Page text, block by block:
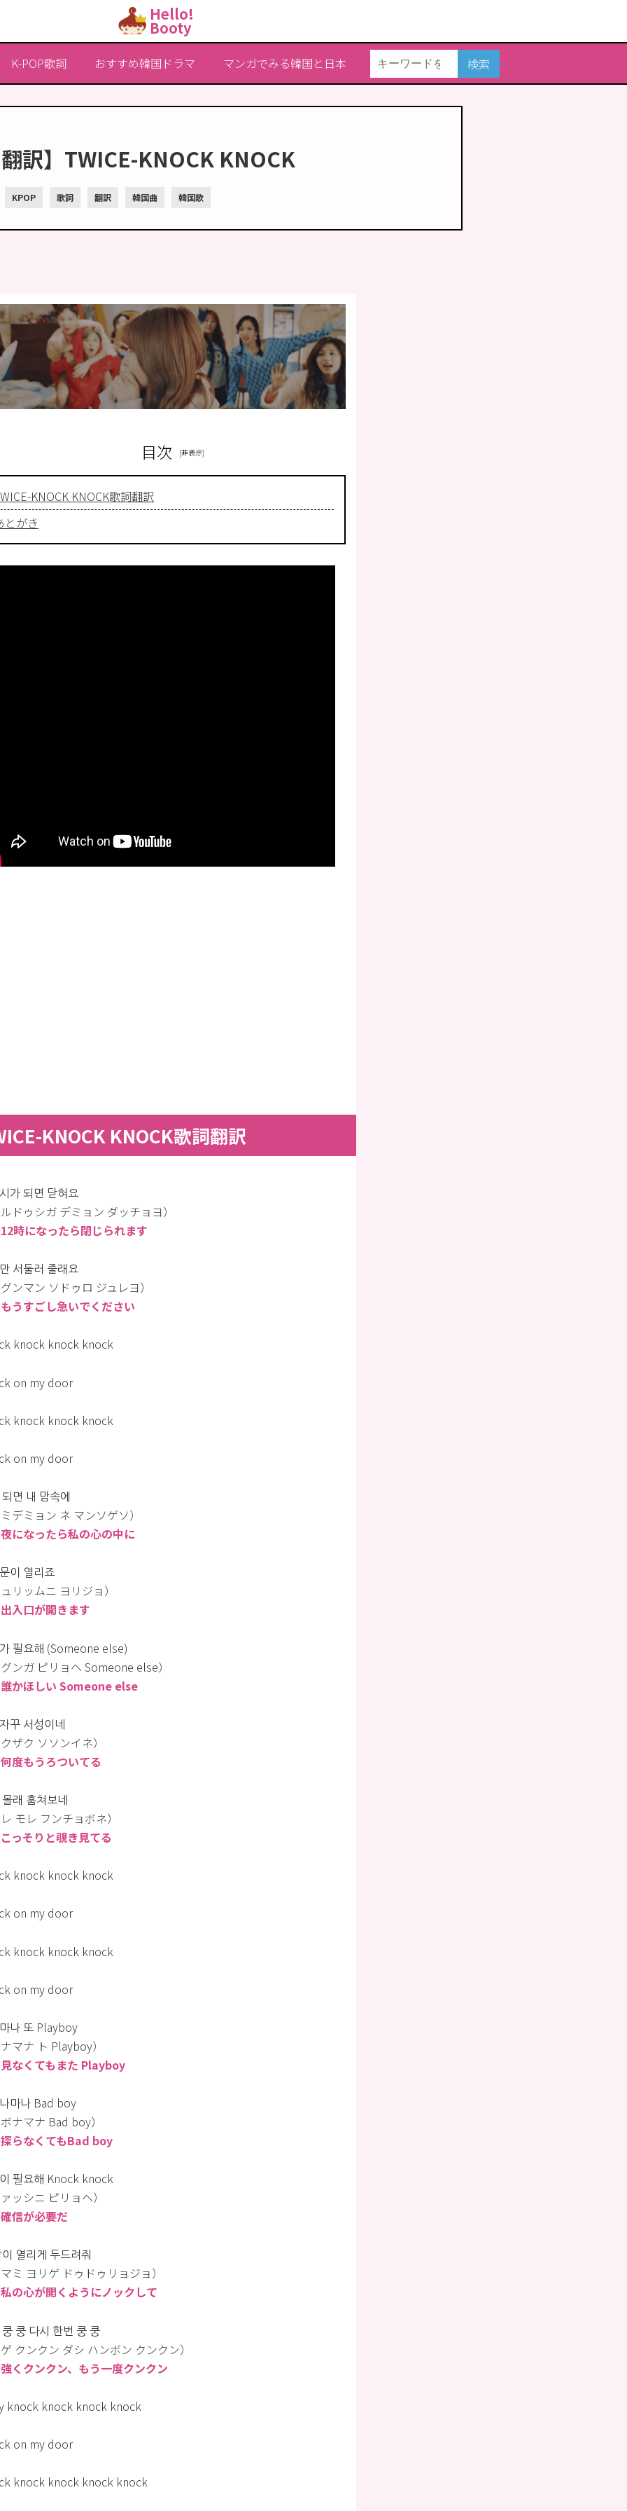
検索
K-POP歌詞 おすすめ韓国ドラマ マンガでみる韓国と日本
Hello!
Booty
翻訳】TWICE-KNOCK KNOCK
KPOP 歌詞 翻訳 韓国曲 韓国歌
目次
KNOCK KNOCK歌詞翻訳
とがき
KNOCK KNOCK歌詞翻訳
가 되면 닫혀요
ルドゥシガ デミョン ダッチョヨ）
時になったら閉じられます
서둘러 줄래요
グンマン ソドゥロ ジュレヨ）
うすごし急いでください
knock knock knock
on my door
knock knock knock
on my door
면 내 맘속에
ミデミョン ネ マンソゲソ）
になったら私の心の中に
이 열리죠
ュリッムニ ヨリジョ）
入口が開きます
필요해 (Someone else)
グンガ ピリョヘ Someone else）
かほしい Someone else
꾸 서성이네
クザク ソソンイネ）
度もうろついてる
래 훔쳐보네
レ モレ フンチョボネ）
っそりと覗き見てる
knock knock knock
on my door
knock knock knock
on my door
나 또 Playboy
ナマナ ト Playboy）
なくてもまた Playboy
마나 Bad boy
ボナマナ Bad boy）
らなくてもBad boy
필요해 Knock knock
ァッシニ ピリョヘ）
信が必要だ
열리게 두드려줘
マミ ヨリゲ ドゥドゥリョジョ）
の心が開くようにノックして
쿵 다시 한번 쿵 쿵
ゲ クンクン ダシ ハンボン クンクン）
くクンクン、もう一度クンクン
knock knock knock knock
on my door
knock knock knock knock